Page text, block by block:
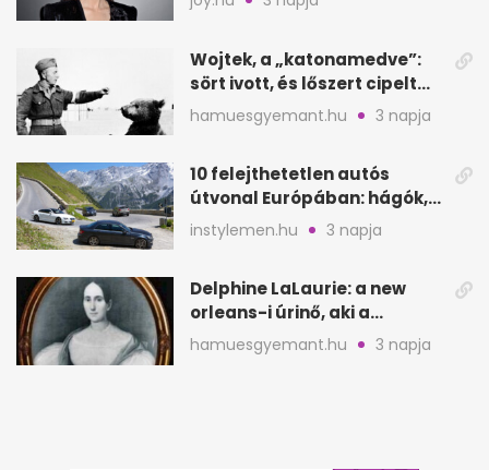
Wojtek, a „katonamedve”:
sört ivott, és lőszert cipelt
Monte Cassinónál
hamuesgyemant.hu 3 napja
10 felejthetetlen autós
útvonal Európában: hágók,
partok, fjordok
instylemen.hu 3 napja
Delphine LaLaurie: a new
orleans-i úrinő, aki a
padláson kínzott
hamuesgyemant.hu 3 napja